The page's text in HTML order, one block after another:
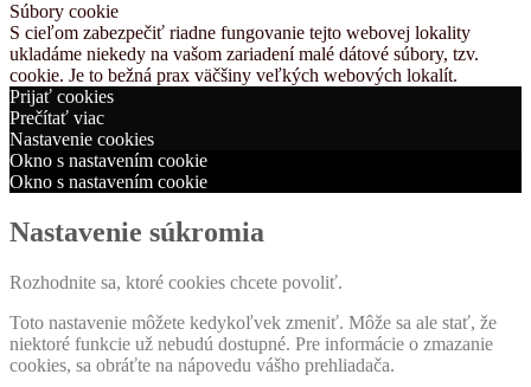
Súbory cookie
S cieľom zabezpečiť riadne fungovanie tejto webovej lokality
ukladáme niekedy na vašom zariadení malé dátové súbory, tzv.
cookie. Je to bežná prax väčšiny veľkých webových lokalít.
Prijať cookies
Prečítať viac
Nastavenie cookies
Okno s nastavením cookie
Okno s nastavením cookie
Nastavenie súkromia
Rozhodnite sa, ktoré cookies chcete povoliť.
Toto nastavenie môžete kedykoľvek zmeniť. Môže sa ale stať, že
niektoré funkcie už nebudú dostupné. Pre informácie o zmazanie
cookies, sa obráťte na nápovedu vášho prehliadača.